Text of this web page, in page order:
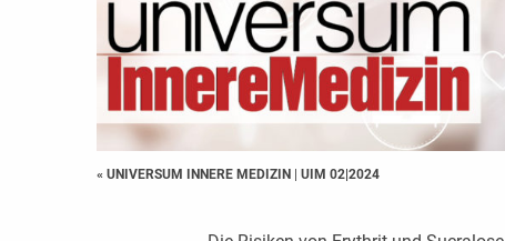
« UNIVERSUM INNERE MEDIZIN | UIM 02|2024